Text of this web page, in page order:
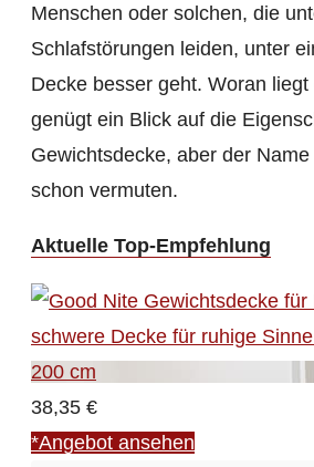
Menschen oder solchen, die
Schlafstörungen leiden, unter
Decke besser geht. Woran liegt
genügt ein Blick auf die
Gewichtsdecke, aber der
schon vermuten.
Aktuelle Top-Empfehlung
38,35 €
*Angebot ansehen